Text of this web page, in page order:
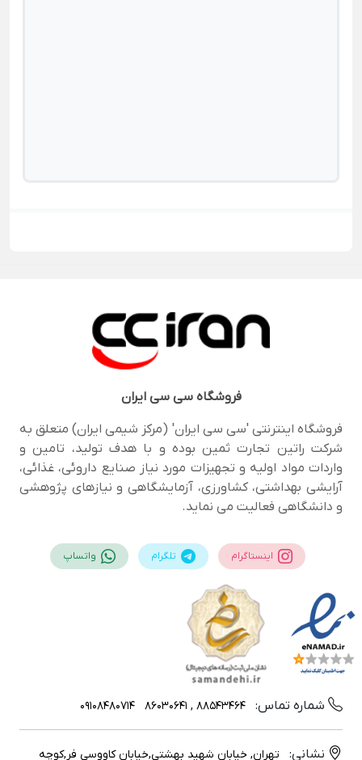
فروشگاهسی سی ایران
فروشگاه اینترنتی 'سی سی ایران' (مرکز شیمی ایران) متعلق به
شرکت راتین تجارت ثمین بوده و با هدف تولید، تامین و
واردات مواد اولیه و تجهیزات مورد نیاز صنایع داروئی، غذائی،
آرایشی بهداشتی، کشاورزی، آزمایشگاهی و نیازهای پژوهشی
و دانشگاهی فعالیت می نماید.
اینستاگرام تلگرام واتساپ
شماره تماس: 88543464 , 86030641
09108480714
نشانی: تهران, خیابان شهید بهشتی,خیابان کاووسی فر,کوچه